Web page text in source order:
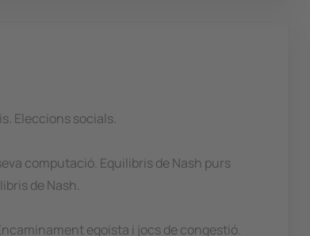
Eleccions socials.
computació. Equilibris de Nash purs
de Nash.
egoista i jocs de congestió.